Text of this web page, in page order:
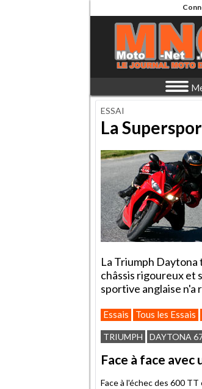
ESSAI
La
La Triumph
châssis rigoureux et
sportive anglaise n'a
Essais Tous les Essais
TRIUMPH DAYTONA
Face à face
Face à l'échec des 600